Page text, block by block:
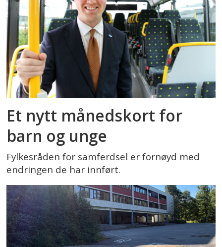
Et nytt månedskort for
barn og unge
Fylkesråden for samferdsel er fornøyd med
endringen de har innført.